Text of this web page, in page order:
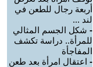
أربعة رجال للطعن في
لند ...
- شكل الجسم المثالي
للمرأة.. دراسة تكشف
المفاجأة
- اعتقال امرأة بعد طعن